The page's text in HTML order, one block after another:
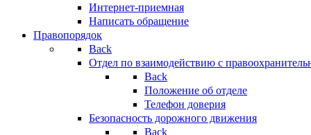
Интернет-приемная
Написать обращение
Правопорядок
Back
Отдел по взаимодействию с
Back
Положение об отделе
Телефон доверия
Безопасность дорожного движения
Back